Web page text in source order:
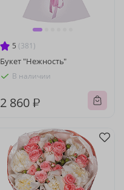
5 (381)
Букет "Нежность"
В наличии
2 860 ₽